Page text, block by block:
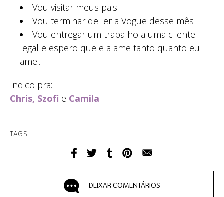
Vou visitar meus pais
Vou terminar de ler a Vogue desse mês
Vou entregar um trabalho a uma cliente
legal e espero que ela ame tanto quanto eu
amei.
Indico pra:
Chris, Szofi e Camila
TAGS:
DEIXAR COMENTÁRIOS